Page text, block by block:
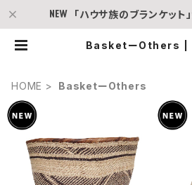
「ハウサ族のブランケット
BasketーOthers |
HOME BasketーOthers